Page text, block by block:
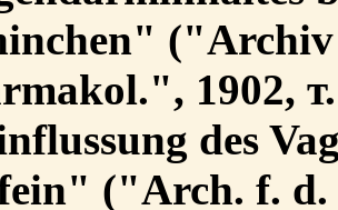
("Archiv
1902,
des
("Arch. f. d.